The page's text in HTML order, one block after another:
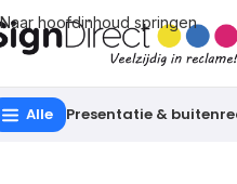
Naar hoofdinhoud springen
Alle Presentatie &